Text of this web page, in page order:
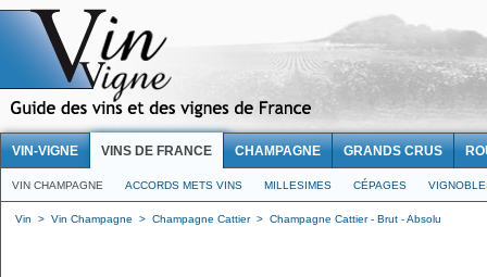
VIN-VIGNE VINS DE FRANCE CHAMPAGNE GRANDS CRUS
VIN CHAMPAGNE ACCORDS METS VINS MILLESIMES CÉPAGES
Vin > Vin Champagne > Champagne Cattier > Champagne Cattier - Brut - Absolu